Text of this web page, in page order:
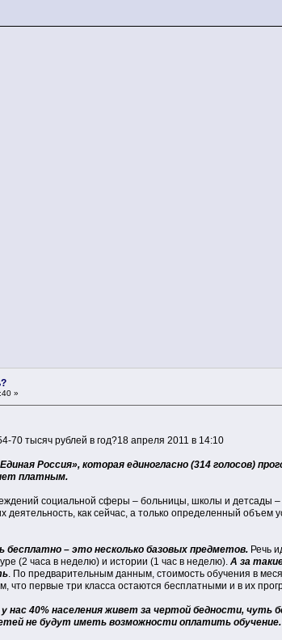
»
70 тысяч рублей в год?18 апреля 2011 в 14:10
Россия», которая единогласно (314 голосов)
платным.
социальной сферы – больницы, школы и детсады
деятельность, как сейчас, а только определенный
– это несколько базовых предметов. Речь
(2 часа в неделю) и истории (1 час в неделю). А за
. По предварительным данным, стоимость обучения в
что первые три класса остаются бесплатными и в их
40% населения живет за чертой бедности,
не будут иметь возможности оплатить обучение.